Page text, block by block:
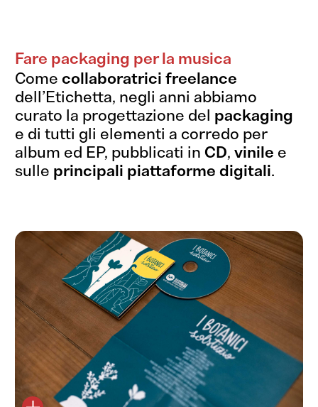
Fare packaging per la musica
Comecollaboratrici freelance
dell’Etichetta, negli anni abbiamo
curato la progettazione del packaging
e di tutti gli elementi a corredo per
album ed EP, pubblicati in CD,vinile e
sulle principali piattaforme digitali.